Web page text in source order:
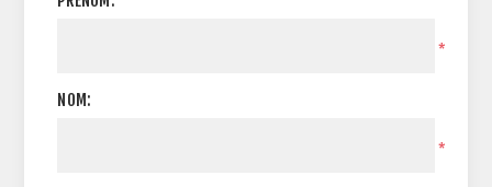
*
NOM:
*